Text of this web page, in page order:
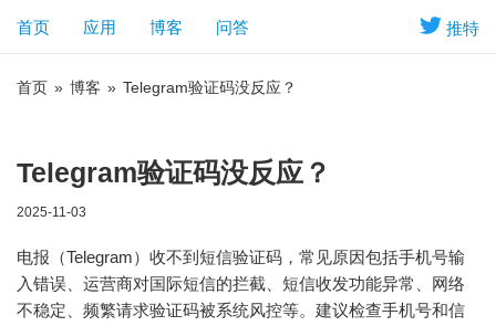
推特
首页 应用 博客 问答
首页 » 博客 » Telegram验证码没反应？
Telegram验证码没反应？
2025-11-03
电报（Telegram）收不到短信验证码，常见原因包括手机号输
入错误、运营商对国际短信的拦截、短信收发功能异常、网络
不稳定、频繁请求验证码被系统风控等。建议检查手机号和信